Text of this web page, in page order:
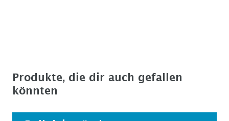
Produkte, die dir auch gefallen
könnten